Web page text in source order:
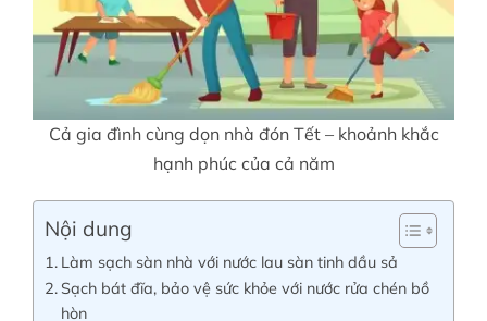
Cả gia đình cùng dọn nhà đón Tết – khoảnh khắc
hạnh phúc của cả năm
Nội dung
Làm sạch sàn nhà với nước lau sàn tinh dầu sả
Sạch bát đĩa, bảo vệ sức khỏe với nước rửa chén bồ
hòn